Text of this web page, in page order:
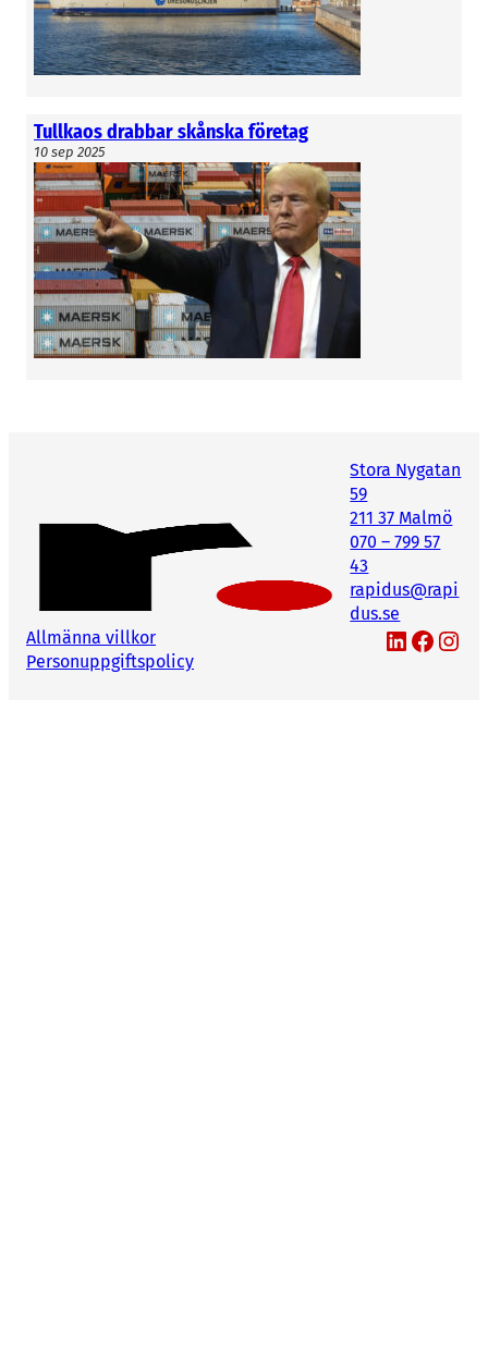
Tullkaos drabbar skånska företag
10 sep 2025
Stora Nygatan
59
211 37 Malmö
070 – 799 57
43
rapidus@rapi
dus.se
Allmänna villkor
Personuppgiftspolicy
LinkedIn Facebook Instagram